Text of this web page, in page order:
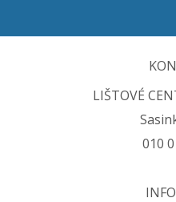
LIŠTOVÉ
010